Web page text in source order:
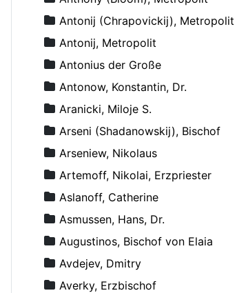
Antonij (Chrapovickij), Metropolit
Antonij, Metropolit
Antonius der Große
Antonow, Konstantin, Dr.
Aranicki, Miloje S.
Arseni (Shadanowskij), Bischof
Arseniew, Nikolaus
Artemoff, Nikolai, Erzpriester
Aslanoff, Catherine
Asmussen, Hans, Dr.
Augustinos, Bischof von Elaia
Avdejev, Dmitry
Averky, Erzbischof